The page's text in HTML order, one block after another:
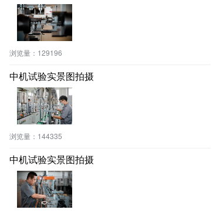
浏览量： 129196
中机试验实景图拍摄
浏览量： 144335
中机试验实景图拍摄